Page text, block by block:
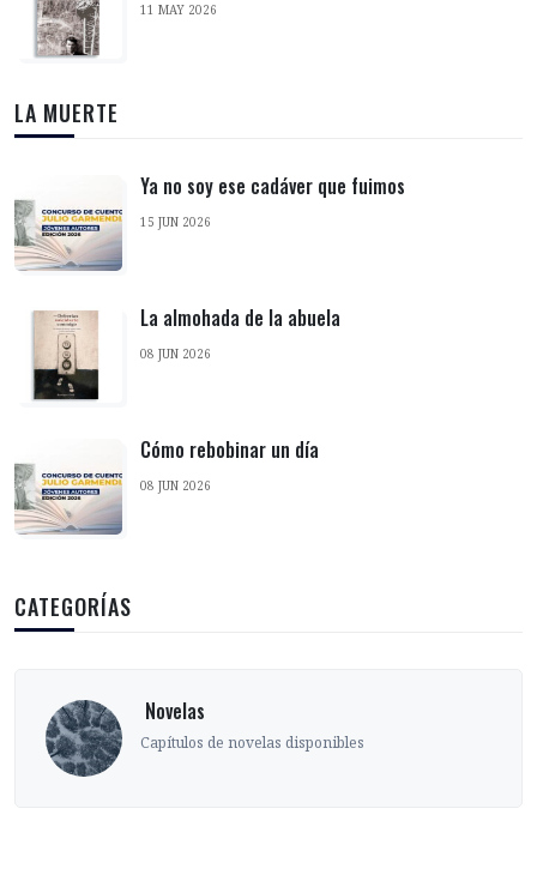
11 MAY 2026
LA MUERTE
Ya no soy ese cadáver que fuimos
15 JUN 2026
La almohada de la abuela
08 JUN 2026
Cómo rebobinar un día
08 JUN 2026
CATEGORÍAS
‎ Novelas
Capítulos de novelas disponibles